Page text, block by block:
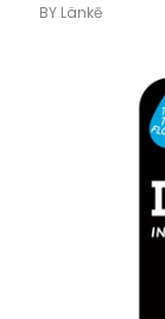
BY Länkē